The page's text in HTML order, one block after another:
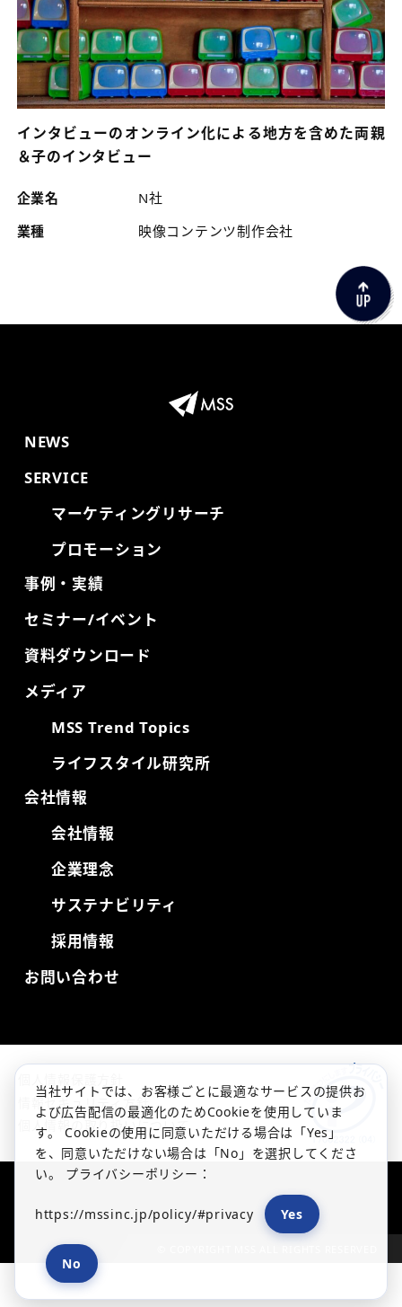
インタビューのオンライン化による地方を含めた両親
＆子のインタビュー
企業名
N社
業種
映像コンテンツ制作会社
NEWS
SERVICE
マーケティングリサーチ
プロモーション
事例・実績
セミナー/イベント
資料ダウンロード
メディア
MSS Trend Topics
ライフスタイル研究所
会社情報
会社情報
企業理念
サステナビリティ
採用情報
お問い合わせ
情報セキュリティ方針
個人情報の取り扱いについて
当社サイトでは、お客様ごとに最適なサービスの提供お
よび広告配信の最適化のためCookieを使用していま
す。 Cookieの使用に同意いただける場合は「Yes」
を、同意いただけない場合は「No」を選択してくださ
い。 プライバシーポリシー：
https://mssinc.jp/policy/#privacy Yes
No